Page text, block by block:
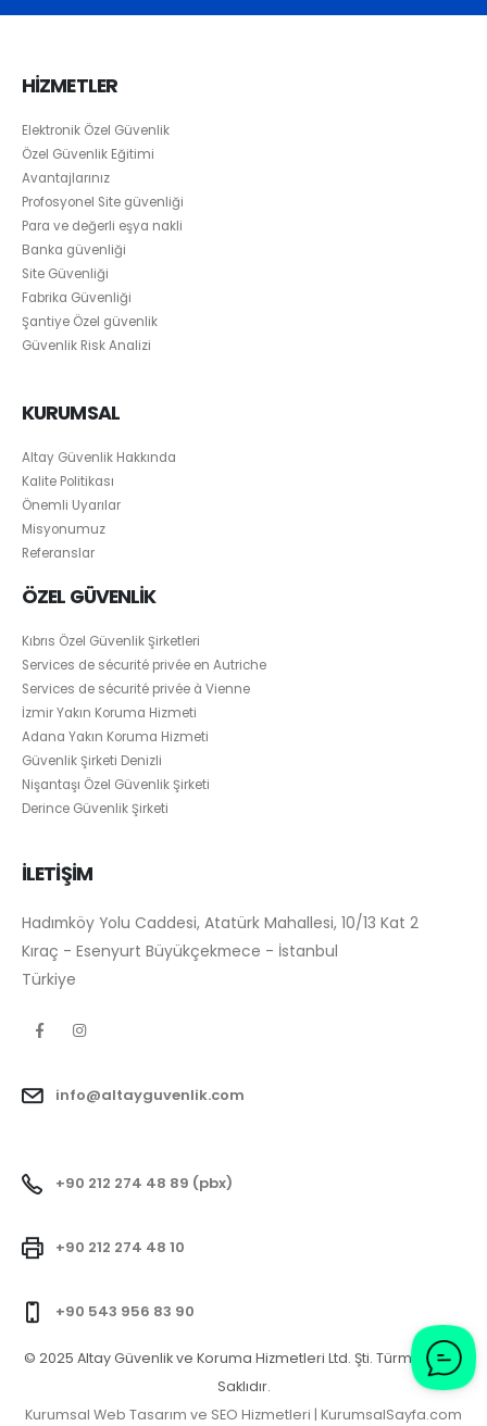
HİZMETLER
Elektronik Özel Güvenlik
Özel Güvenlik Eğitimi
Avantajlarınız
Profosyonel Site güvenliği
Para ve değerli eşya nakli
Banka güvenliği
Site Güvenliği
Fabrika Güvenliği
Şantiye Özel güvenlik
Güvenlik Risk Analizi
KURUMSAL
Altay Güvenlik Hakkında
Kalite Politikası
Önemli Uyarılar
Misyonumuz
Referanslar
ÖZEL GÜVENLİK
Kıbrıs Özel Güvenlik Şirketleri
Services de sécurité privée en Autriche
Services de sécurité privée à Vienne
İzmir Yakın Koruma Hizmeti
Adana Yakın Koruma Hizmeti
Güvenlik Şirketi Denizli
Nişantaşı Özel Güvenlik Şirketi
Derince Güvenlik Şirketi
İLETİŞİM
Hadımköy Yolu Caddesi, Atatürk Mahallesi, 10/13 Kat 2
Kıraç - Esenyurt Büyükçekmece - İstanbul
Türkiye
info@altayguvenlik.com
+90 212 274 48 89 (pbx)
+90 212 274 48 10
+90 543 956 83 90
© 2025 Altay Güvenlik ve Koruma Hizmetleri Ltd. Şti. Türm Hakları
Saklıdır.
Kurumsal Web Tasarım ve SEO Hizmetleri | KurumsalSayfa.com